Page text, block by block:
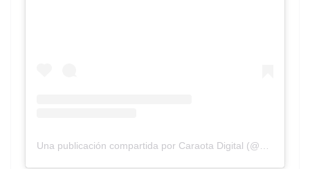
Una publicación compartida por Caraota Digital (@caraotadigital)